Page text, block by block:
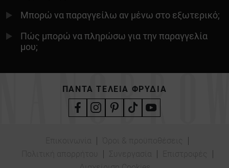
Μπορώ να παραγγείλω αν μένω στο εξωτερικό;
Πώς μπορώ να πληρώσω για την παραγγελία
μου;
ΠΆΝΤΑ ΤΈΛΕΙΑ ΦΡΎΔΙΑ